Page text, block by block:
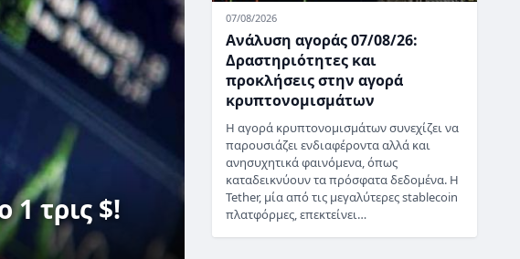
τρις $!
07/08/2026
Ανάλυση αγοράς 07/08/26:
Δραστηριότητες και
προκλήσεις στην αγορά
κρυπτονομισμάτων
Η αγορά κρυπτονομισμάτων συνεχίζει να
παρουσιάζει ενδιαφέροντα αλλά και
ανησυχητικά φαινόμενα, όπως
καταδεικνύουν τα πρόσφατα δεδομένα. Η
Tether, μία από τις μεγαλύτερες stablecoin
πλατφόρμες, επεκτείνει…